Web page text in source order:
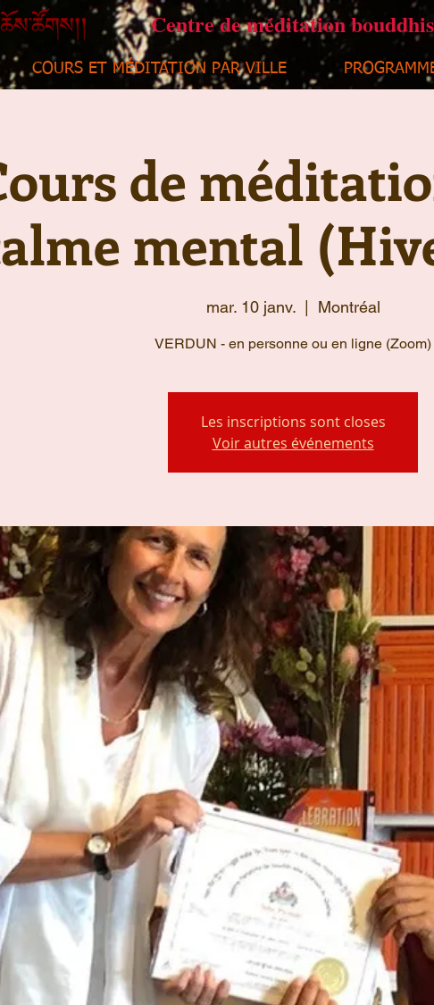
Centre de méditation
COURS ET MÉDITATION PAR VILLE
de
mental
mar. 10 janv.
  |
Montréal
VERDUN - en personne ou en ligne (Zoom)
Les inscriptions sont closes
Voir autres événements